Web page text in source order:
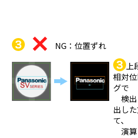
NG：位置ずれ
上
相対
グで
検出
出し
て、
演算